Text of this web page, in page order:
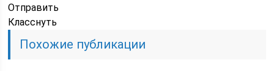
Отправить
Класснуть
Похожие публикации